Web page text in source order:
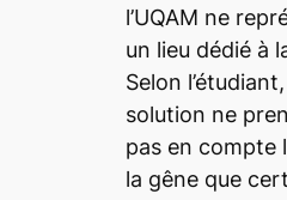
l’UQAM ne
un lieu dédié à
Selon
solution ne
pas en compte
la gêne que